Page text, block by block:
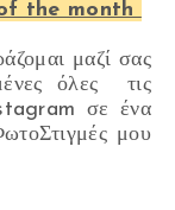
the month
μαζί σας
όλες τις
σε ένα
μου